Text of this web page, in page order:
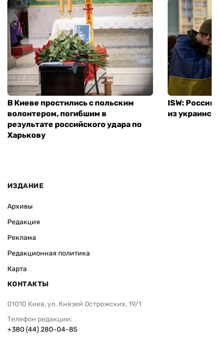
В Киеве простились с польским
волонтером, погибшим в
результате российского удара по
Харькову
ISW:
из
ИЗДАНИЕ
Архивы
Редакция
Реклама
Редакционная политика
Карта
КОНТАКТЫ
01010 Киев, ул. Князей Острожских, 19/1
Телефон редакции:
+380 (44) 280-04-85